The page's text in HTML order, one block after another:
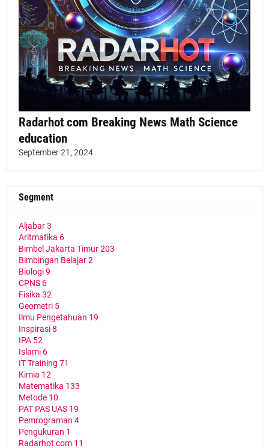
Radarhot com Breaking News Math Science
education
September 21, 2024
Segment
Aljabar3
Aritmatika 6
Bimbel Jakarta Timur203
Bimbingan Belajar2
Biologi9
CPNS 6
Fisika 32
Geometri 5
Ilmu Pengetahuan 19
Inspirasi8
IPA 52
Islami 6
IT Training 71
Kimia 12
Matematika 133
Metode 10
PAT PAS UAS 19
Pemrograman 4
Pengukuran 1
Radarhot com 11